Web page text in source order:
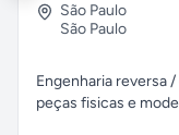
São Paulo
São Paulo
Engenharia reversa
peças fisicas e